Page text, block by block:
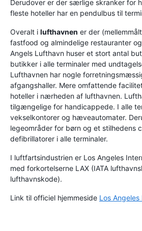
Derudover er der særlige skranker for
fleste hoteller har en pendulbus til
Overalt i lufthavnen er der
fastfood og almindelige restauranter
Angels Lufthavn huser et stort antal
butikker i alle terminaler med
Lufthavnen har nogle
afgangshaller. Mere omfattende
hoteller i nærheden af lufthavnen.
tilgængelige for handicappede. I alle
vekselkontorer og hæveautomater.
legeområder for børn og et stilhedens
defibrillatorer i alle terminaler.
I luftfartsindustrien er Los Angeles
med forkortelserne LAX (IATA
lufthavnskode).
Link til officiel hjemmeside Los